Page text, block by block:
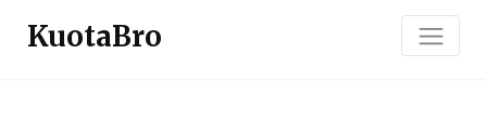
KuotaBro